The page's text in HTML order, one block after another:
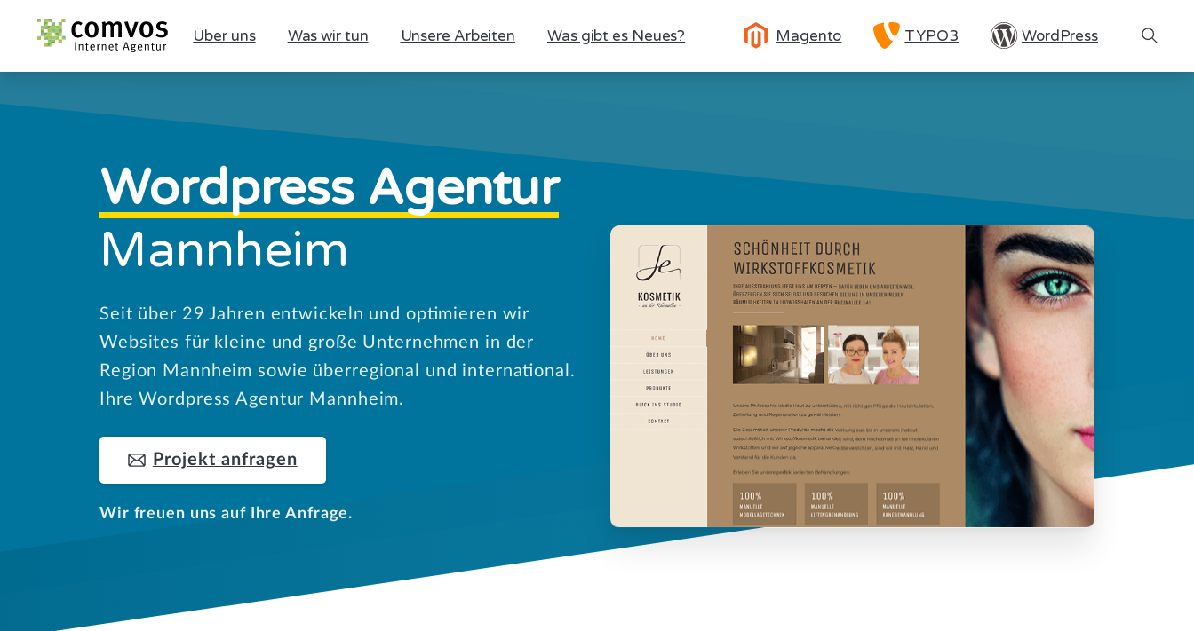
Über uns Was wir tun Unsere Arbeiten Was gibt es Neues? Magento TYPO3 WordPress
Search
Wordpress Agentur
Mannheim
Seit über 29 Jahren entwickeln und optimieren wir
Websites für kleine und große Unternehmen in der
Region Mannheim sowie überregional und international.
Ihre Wordpress Agentur Mannheim.
Projekt anfragen
Wir freuen uns auf Ihre Anfrage.